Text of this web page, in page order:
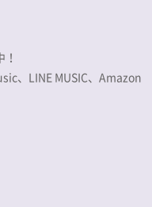
、LINE MUSIC、Amazon